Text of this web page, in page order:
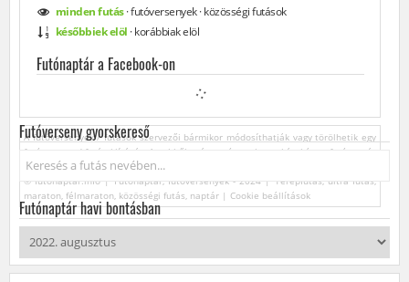
mindenfutás·futóversenyek·közösségifutások
későbbiek elöl ·korábbiak elöl
Futónaptár a Facebook-on
A futóversenyek / futások szervezői bármikor módosíthatják vagy törölhetik egy
futóverseny / futás kiírását. Az ebből származó esetleges károkért a futónaptár
üzemeltetője felelősséget nem vállal.
© futonaptar.info | Futónaptár, futóversenyek - 2024 | Terepfutás, ultra futás,
maraton, félmaraton, közösségi futás, naptár | Cookie beállítások
Futóverseny gyorskereső
Keresés...
Futónaptár havi bontásban